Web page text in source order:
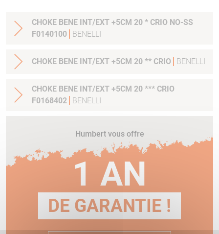
CHOKE BENE INT/EXT +5CM 20 * CRIO NO-SS
F0140100
BENELLI
CHOKE BENE INT/EXT +5CM 20 ** CRIO BENELLI
CHOKE BENE INT/EXT +5CM 20 *** CRIO
F0168402
BENELLI
Humbert vous offre
1 AN
DE GARANTIE !